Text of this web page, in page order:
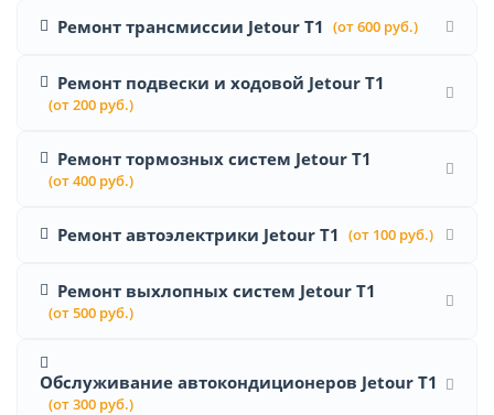
Ремонт трансмиссии Jetour T1 (от 600 руб.)
Ремонт подвески и ходовой Jetour T1
(от 200 руб.)
Ремонт тормозных систем Jetour T1
(от 400 руб.)
Ремонт автоэлектрики Jetour T1 (от 100 руб.)
Ремонт выхлопных систем Jetour T1
(от 500 руб.)
Обслуживание автокондиционеров Jetour T1
(от 300 руб.)